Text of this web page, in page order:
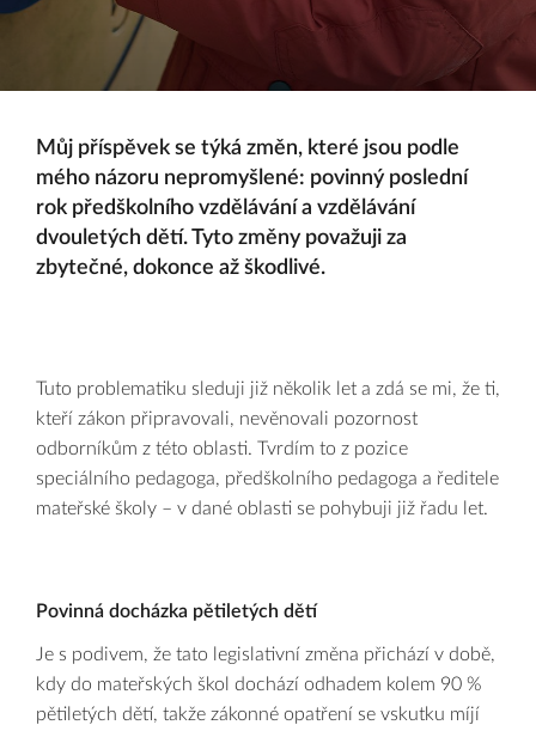
Můj příspěvek se týká změn, které jsou podle
mého názoru nepromyšlené: povinný poslední
rok předškolního vzdělávání a vzdělávání
dvouletých dětí. Tyto změny považuji za
zbytečné, dokonce až škodlivé.
Tuto problematiku sleduji již několik let a zdá se mi, že ti,
kteří zákon připravovali, nevěnovali pozornost
odborníkům z této oblasti. Tvrdím to z pozice
speciálního pedagoga, předškolního pedagoga a ředitele
mateřské školy – v dané oblasti se pohybuji již řadu let.
Povinná docházka pětiletých dětí
Je s podivem, že tato legislativní změna přichází v době,
kdy do mateřských škol dochází odhadem kolem 90 %
pětiletých dětí, takže zákonné opatření se vskutku míjí